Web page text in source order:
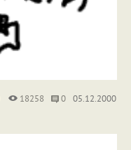
18258 0 05.12.2000